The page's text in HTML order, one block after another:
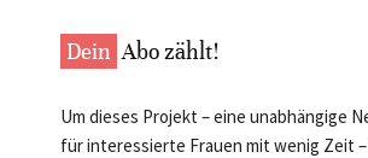
Dein Abo zählt!
Um dieses Projekt – eine unabhängige
für interessierte Frauen mit wenig Zeit